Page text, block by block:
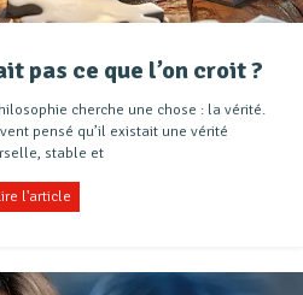
pas ce que l’on croit ?
cherche une chose : la vérité.
pensé qu’il existait une vérité
stable et
l'article